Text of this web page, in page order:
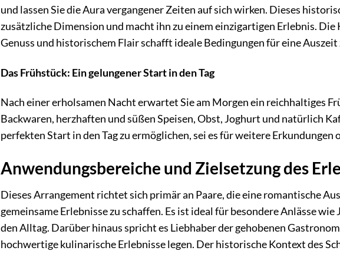
und lassen Sie die Aura vergangener Zeiten auf sich wirken. Dieses
zusätzliche Dimension und macht ihn zu einem einzigartigen Erlebnis.
Genuss und historischem Flair schafft ideale Bedingungen für eine Auszeit
Das Frühstück: Ein gelungener Start in den Tag
Nach einer erholsamen Nacht erwartet Sie am Morgen ein reichhaltiges
Backwaren, herzhaften und süßen Speisen, Obst, Joghurt und natürlich
perfekten Start in den Tag zu ermöglichen, sei es für weitere
Anwendungsbereiche und Zielsetzung des
Dieses Arrangement richtet sich primär an Paare, die eine romantische
gemeinsame Erlebnisse zu schaffen. Es ist ideal für besondere Anlässe
den Alltag. Darüber hinaus spricht es Liebhaber der gehobenen
hochwertige kulinarische Erlebnisse legen. Der historische Kontext des